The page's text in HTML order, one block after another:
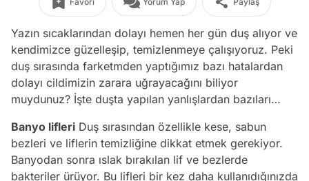
Yazın sıcaklarından dolayı hemen her gün duş alıyor ve
kendimizce güzelleşip, temizlenmeye çalışıyoruz. Peki
duş sırasında farketmden yaptığımız bazı hatalardan
dolayı cildimizin zarara uğrayacağını biliyor
muydunuz? İşte duşta yapılan yanlışlardan bazıları…
Banyo lifleri Duş sırasından özellikle kese, sabun
bezleri ve liflerin temizliğine dikkat etmek gerekiyor.
Banyodan sonra ıslak bırakılan lif ve bezlerde
bakteriler ürüyor. Bu lifleri bir kez daha kullanıdığınızda